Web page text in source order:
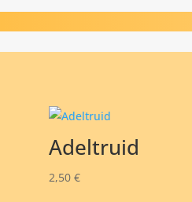
Adeltruid
2,50€